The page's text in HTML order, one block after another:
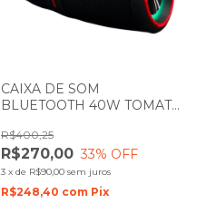
CAIXA DE SOM
BLUETOOTH 40W TOMATE
R$270,00
R$400,25
33% OFF
3 x de R$90,00 sem juros
R$248,40 com Pix